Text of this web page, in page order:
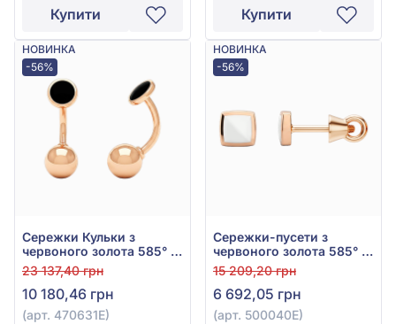
Купити Купити
НОВИНКА
-56%
Сережки Кульки з
червоного золота 585° з
чорною емаллю, арт.
470631Е
23 137,40 грн
10 180,46 грн
(арт. 470631Е)
НОВИНКА
-56%
Сережки-пусети з
червоного золота 585° з
емаллю, арт. 500040Е
15 209,20 грн
6 692,05 грн
(арт. 500040Е)